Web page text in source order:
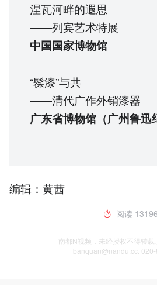
涅瓦河畔的遐思
——列宾艺术特展
中国国家博物馆
“髹漆”与共
——清代广作外销漆器
广东省博物馆（广州鲁迅
编辑：黄茜
阅读 13196
南都N视频，未经授权不得转载
banquan@nandu.cc.